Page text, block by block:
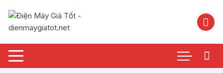
nội